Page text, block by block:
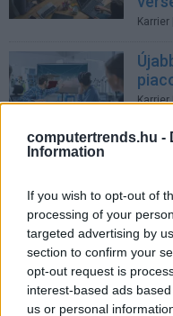
computertrends.hu -
Information
If you wish to opt-out of
processing of your
targeted advertising by
section to confirm your
opt-out request is
interest-based ads
us or personal
Karrier
Karrier
Karrier